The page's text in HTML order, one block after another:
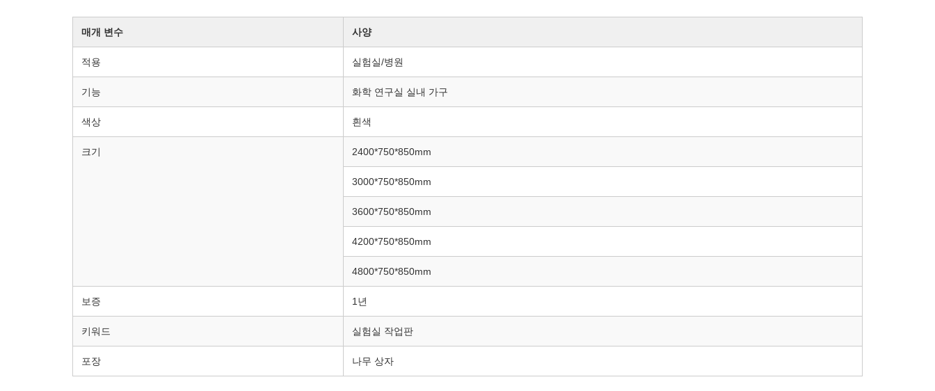
매개 변수 사양
적용 실험실/병원
기능 화학 연구실 실내 가구
색상 흰색
크기 2400*750*850mm
3000*750*850mm
3600*750*850mm
4200*750*850mm
4800*750*850mm
보증 1년
키워드 실험실 작업판
포장 나무 상자